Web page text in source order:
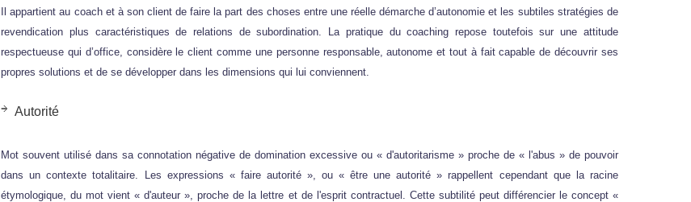
Il appartient au coach et à son client de faire la part des choses entre une réelle démarche d’autonomie et les subtiles stratégies de
revendication plus caractéristiques de relations de subordination. La pratique du coaching repose toutefois sur une attitude
respectueuse qui d’office, considère le client comme une personne responsable, autonome et tout à fait capable de découvrir ses
propres solutions et de se développer dans les dimensions qui lui conviennent.
Autorité
Mot souvent utilisé dans sa connotation négative de domination excessive ou « d'autoritarisme » proche de « l'abus » de pouvoir
dans un contexte totalitaire. Les expressions « faire autorité », ou « être une autorité » rappellent cependant que la racine
étymologique, du mot vient « d'auteur », proche de la lettre et de l'esprit contractuel. Cette subtilité peut différencier le concept «